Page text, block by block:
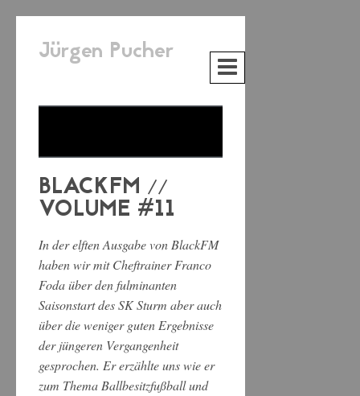
Jürgen Pucher
BLACKFM //
VOLUME #11
In der elften Ausgabe von BlackFM
haben wir mit Cheftrainer Franco
Foda über den fulminanten
Saisonstart des SK Sturm aber auch
über die weniger guten Ergebnisse
der jüngeren Vergangenheit
gesprochen. Er erzählte uns wie er
zum Thema Ballbesitzfußball und